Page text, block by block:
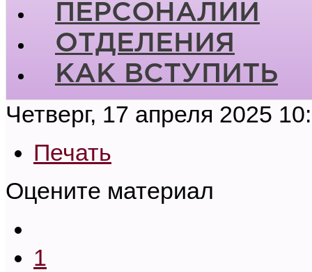
ПЕРСОНАЛИИ
ОТДЕЛЕНИЯ
КАК ВСТУПИТЬ
Четверг, 17 апреля 2025
Печать
Оцените материал
1